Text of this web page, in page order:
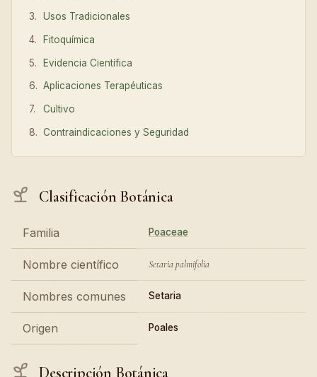
Usos Tradicionales
Fitoquímica
Evidencia Científica
Aplicaciones Terapéuticas
Cultivo
Contraindicaciones y Seguridad
Clasificación Botánica
Familia Poaceae
Nombre científico Setaria palmifolia
Nombres comunes Setaria
Origen Poales
Descripción Botánica